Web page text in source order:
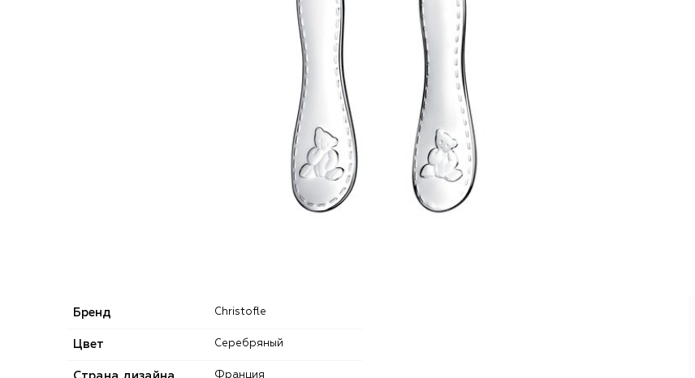
Бренд Christofle
Цвет Серебряный
Франция